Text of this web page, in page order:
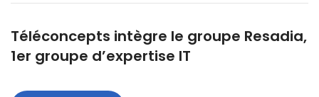
Téléconcepts intègre le groupe Resadia,
1er groupe d’expertise IT